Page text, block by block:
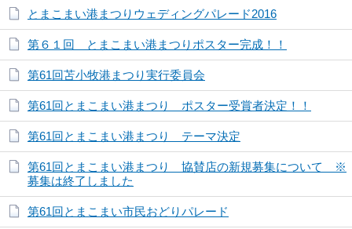
とまこまい港まつりウェディングパレード2016
第６１回 とまこまい港まつりポスター完成！！
第61回苫小牧港まつり実行委員会
第61回とまこまい港まつり ポスター受賞者決定！！
第61回とまこまい港まつり テーマ決定
第61回とまこまい港まつり 協賛店の新規募集について ※
募集は終了しました
第61回とまこまい市民おどりパレード